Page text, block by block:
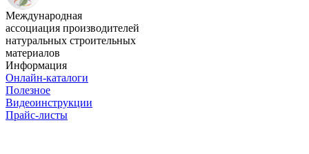
Международная
ассоциация производителей
натуральных строительных
материалов
Информация
Онлайн-каталоги
Полезное
Видеоинструкции
Прайс-листы